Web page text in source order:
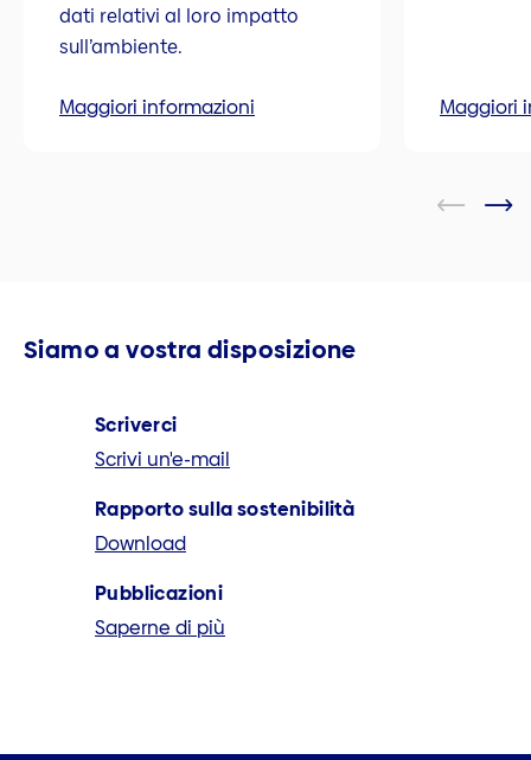
dati relativi al loro impatto
sull’ambiente.
Maggiori informazioni Maggiori
Siamo a vostra disposizione
Scriverci
Scrivi un'e-mail
Rapporto sulla sostenibilità
Download
Pubblicazioni
Saperne di più